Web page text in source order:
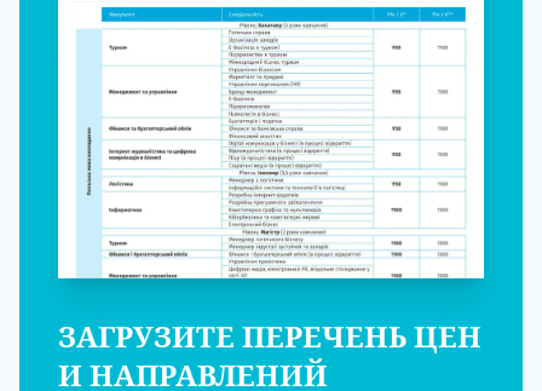
ЗАГРУЗИТЕ ПЕРЕЧЕНЬ ЦЕН
И НАПРАВЛЕНИЙ